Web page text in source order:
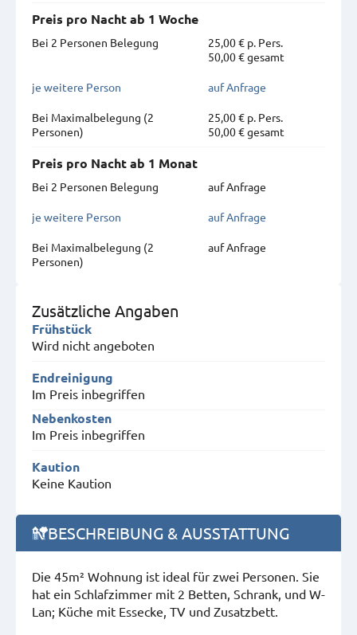
Preis pro Nacht ab 1 Woche
Bei 2 Personen Belegung
25,00 € p. Pers.
50,00 € gesamt
je weitere Person auf Anfrage
Bei Maximal­belegung (2
Personen)
25,00 € p. Pers.
50,00 € gesamt
Preis pro Nacht ab 1 Monat
Bei 2 Personen Belegung
auf Anfrage
je weitere Person auf Anfrage
Bei Maximal­belegung (2
Personen)
auf Anfrage
Zusätzliche Angaben
Frühstück
Wird nicht angeboten
Endreinigung
Im Preis inbegriffen
Nebenkosten
Im Preis inbegriffen
Kaution
Keine Kaution
BESCHREIBUNG & AUSSTATTUNG
Die 45m² Wohnung ist ideal für zwei Personen. Sie
hat ein Schlafzimmer mit 2 Betten, Schrank, und W-
Lan; Küche mit Essecke, TV und Zusatzbett.